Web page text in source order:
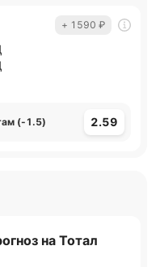
+ 1590 ₽
(-1.5) 2.59
на Тотал